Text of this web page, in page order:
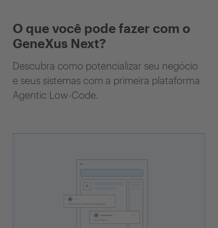
O que você pode fazer com o
GeneXus Next?
Descubra como potencializar seu negócio
e seus sistemas com a primeira plataforma
Agentic Low-Code.